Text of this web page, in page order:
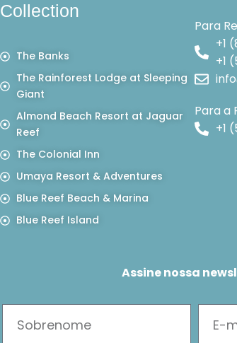
Collection
The Banks
The Rainforest Lodge at Sleeping
Giant
Almond Beach Resort at Jaguar
Reef
The Colonial Inn
Umaya Resort & Adventures
Blue Reef Beach & Marina
Blue Reef Island
Para
+1
+1
Para a
+1
Assine nossa